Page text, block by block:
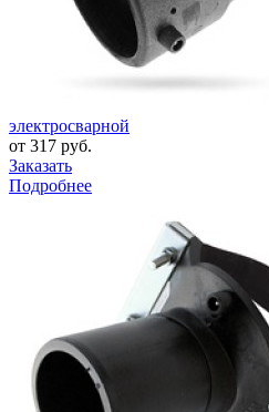
электросварной
от 317 руб.
Заказать
Подробнее